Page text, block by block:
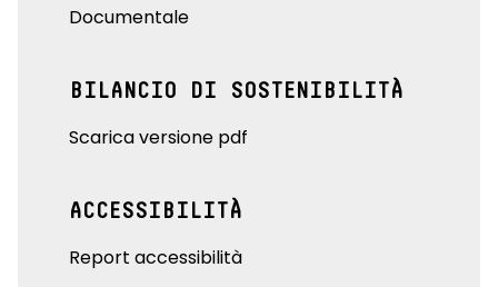
Documentale
BILANCIO DI SOSTENIBILITÀ
Scarica versione pdf
ACCESSIBILITÀ
Report accessibilità